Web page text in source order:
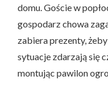
domu. Goście w
gospodarz chowa
zabiera prezenty,
sytuacje zdarzają się
montując pawilon